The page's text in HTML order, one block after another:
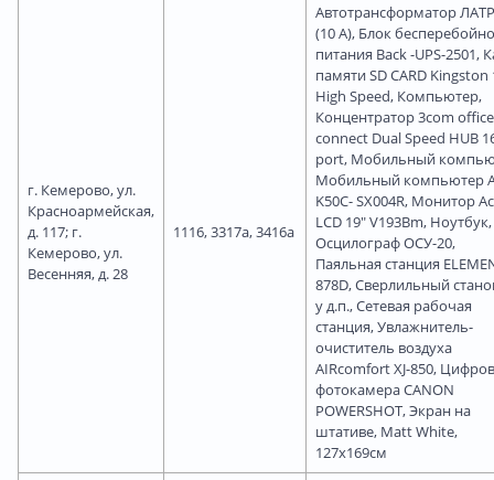
г. Кемерово, ул.
Красноармейская,
д. 117; г.
Кемерово, ул.
Весенняя, д. 28
1116, 3317а, 3416а
Автотрансформатор
(10 А), Блок
питания Back -UPS-2501,
памяти SD CARD Kingston
High Speed, Компьютер,
Концентратор 3com office
connect Dual Speed HUB
port, Мобильный
Мобильный компьютер
K50C- SX004R, Монитор
LCD 19" V193Bm, Ноутбук,
Осцилограф ОСУ-20,
Паяльная станция
878D, Сверлильный
у д.п., Сетевая рабочая
станция, Увлажнитель-
очиститель воздуха
AIRcomfort XJ-850,
фотокамера CANON
POWERSHOT, Экран на
штативе, Matt White,
127x169см